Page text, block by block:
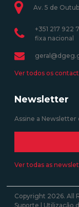
Av. 5 de
+351 217 922
fixa nacional
Ver todos os
Newsletter
Assine a Newsletter
Ver todas as
Copyright 2026. All
Suporte
Utilização